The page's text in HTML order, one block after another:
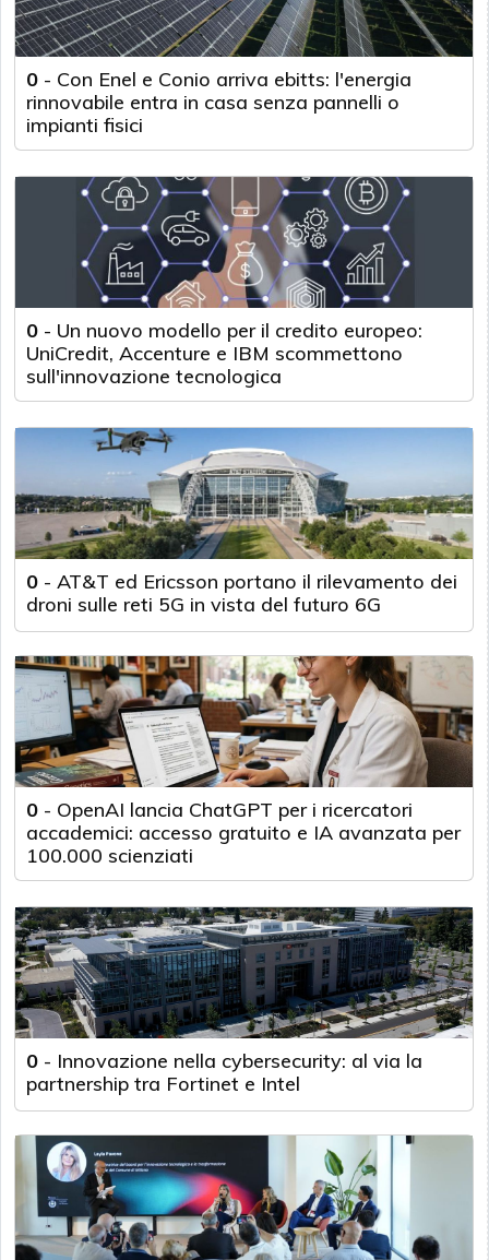
0 - Con Enel e Conio arriva ebitts: l'energia
rinnovabile entra in casa senza pannelli o
impianti fisici
0 - Un nuovo modello per il credito europeo:
UniCredit, Accenture e IBM scommettono
sull'innovazione tecnologica
0 - AT&T ed Ericsson portano il rilevamento dei
droni sulle reti 5G in vista del futuro 6G
0 - OpenAI lancia ChatGPT per i ricercatori
accademici: accesso gratuito e IA avanzata per
100.000 scienziati
0 - Innovazione nella cybersecurity: al via la
partnership tra Fortinet e Intel